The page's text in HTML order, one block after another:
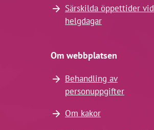
Särskilda öppettider vid
helgdagar
Om webbplatsen
Behandling av
personuppgifter
Om kakor